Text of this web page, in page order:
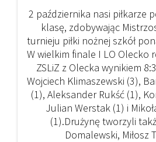
2 października nasi piłkarze
klasę, zdobywając
turnieju piłki nożnej szkół
W wielkim finale I LO Olecko
ZSLiZ z Olecka wynikiem
Wojciech Klimaszewski (3),
(1), Aleksander Rukść (1),
Julian Werstak (1) i
(1).Drużynę tworzyli
Domalewski,